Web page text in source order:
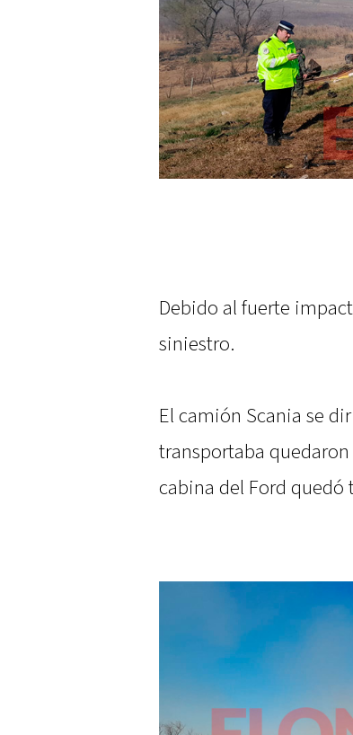
Debido al fuerte
siniestro.
El camión Scania se
transportaba
cabina del Ford